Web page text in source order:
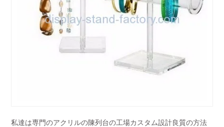
私達は専門のアクリルの陳列台の工場カスタム設計良質の方法